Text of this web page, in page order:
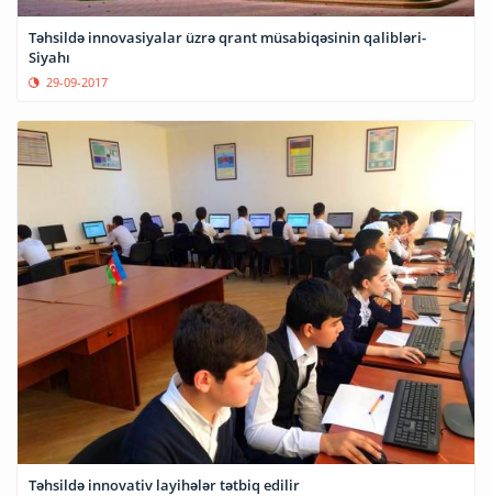
Təhsildə innovasiyalar üzrə qrant müsabiqəsinin qalibləri-
Siyahı
29-09-2017
Təhsildə innovativ layihələr tətbiq edilir